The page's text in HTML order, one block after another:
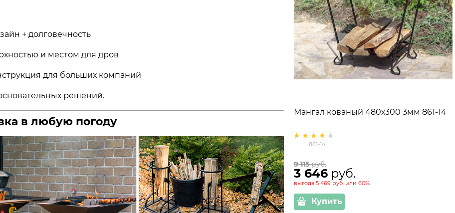
+ долговечность
и местом для дров
для больших компаний
решений.
в любую погоду
Мангал кованый 480х300 3мм 861-14
861-14
9 115 руб.
3 646 руб.
выгода 5 469 руб. или 60%
Купить